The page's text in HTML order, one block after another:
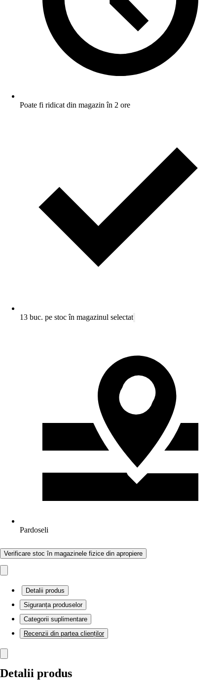
Poate fi ridicat din magazin în 2 ore
13 buc. pe stoc în magazinul selectat
Pardoseli
Verificare stoc în magazinele fizice din apropiere
Detalii produs
Siguranța produselor
Categorii suplimentare
Recenzii din partea clienților
Detalii produs